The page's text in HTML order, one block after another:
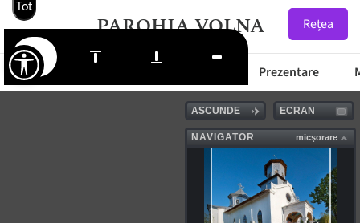
PAROHIA VOLNA Rețea
Starea Drumurilor Prezentare
Tot